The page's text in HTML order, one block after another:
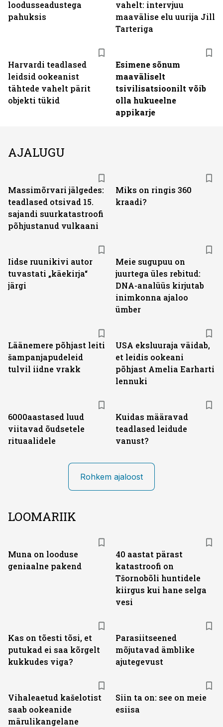
loodusseadustega
pahuksis
vahelt: intervjuu
maavälise elu uurija Jill
Tarteriga
Harvardi teadlased
leidsid ookeanist
tähtede vahelt pärit
objekti tükid
Esimene sõnum
maaväliselt
tsivilisatsioonilt võib
olla hukueelne
appikarje
AJALUGU
Massimõrvari jälgedes:
teadlased otsivad 15.
sajandi suurkatastroofi
põhjustanud vulkaani
Miks on ringis 360
kraadi?
Iidse ruunikivi autor
tuvastati „käekirja“
järgi
Meie sugu­puu on
juurtega üles rebitud:
DNA-analüüs kirjutab
inimkonna ajaloo
ümber
Läänemere põhjast leiti
šampanjapudeleid
tulvil iidne vrakk
USA eksluuraja väidab,
et leidis ookeani
põhjast Amelia Earharti
lennuki
6000aastased luud
viitavad õudsetele
rituaalidele
Kuidas määravad
teadlased leidude
vanust?
Rohkem ajaloost
LOOMARIIK
Muna on looduse
geniaalne pakend
40 aastat pärast
katastroofi on
Tšornobõli huntidele
kiirgus kui hane selga
vesi
Kas on tõesti tõsi, et
putukad ei saa kõrgelt
kukkudes viga?
Parasiitseened
mõjutavad ämblike
ajutegevust
Vihaleaetud kašelotist
saab ookeanide
märulikangelane
Siin ta on: see on meie
esiisa